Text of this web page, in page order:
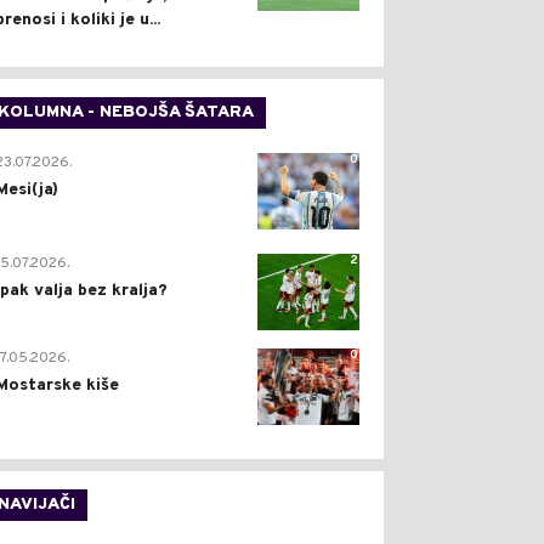
i koliki je u...
KOLUMNA - NEBOJŠA ŠATARA
0
2
valja bez kralja?
0
kiše
NAVIJAČI